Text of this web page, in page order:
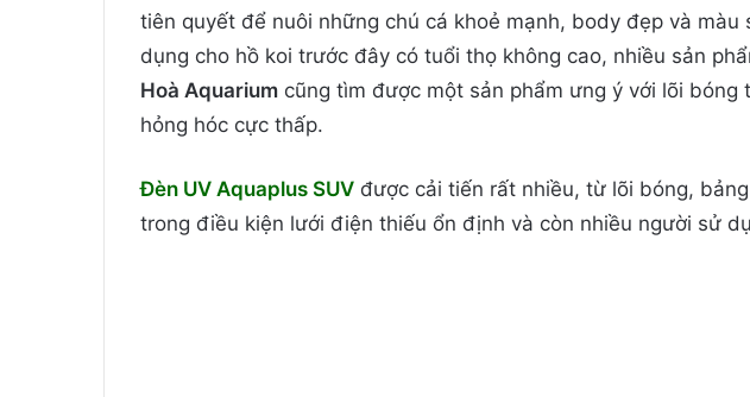
tiên quyết để nuôi những chú cá khoẻ mạnh, body đẹp và
dụng cho hồ koi trước đây có tuổi thọ không cao, nhiều sản
Hoà Aquarium cũng tìm được một sản phẩm ưng ý với lõi
hỏng hóc cực thấp.
Đèn UV Aquaplus SUV được cải tiến rất nhiều, từ lõi bóng,
trong điều kiện lưới điện thiếu ổn định và còn nhiều người sử